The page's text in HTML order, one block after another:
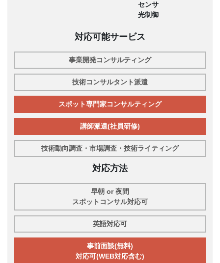
センサ
光制御
対応可能サービス
事業開発コンサルティング
技術コンサルタント派遣
スポット専門家コンサルティング
講師派遣(社員研修)
技術動向調査・市場調査・技術ライティング
対応方法
早朝 or 夜間
スポットコンサル対応可
英語対応可
事前面談(無料)
対応可(WEB対応含む)